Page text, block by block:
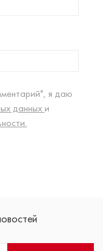
я даю
данных и